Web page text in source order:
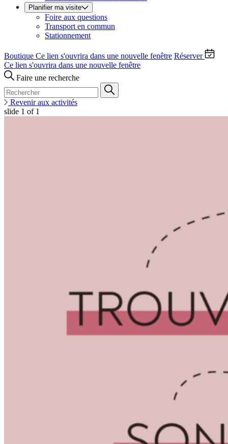
Planifier ma visite
Foire aux questions
Transport en commun
Stationnement
Boutique Ce lien s'ouvrira dans une nouvelle fenêtre Réserver
Ce lien s'ouvrira dans une nouvelle fenêtre
Faire une recherche
Revenir aux activités
slide 1 of 1